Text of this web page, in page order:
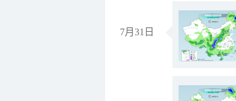
7月31日